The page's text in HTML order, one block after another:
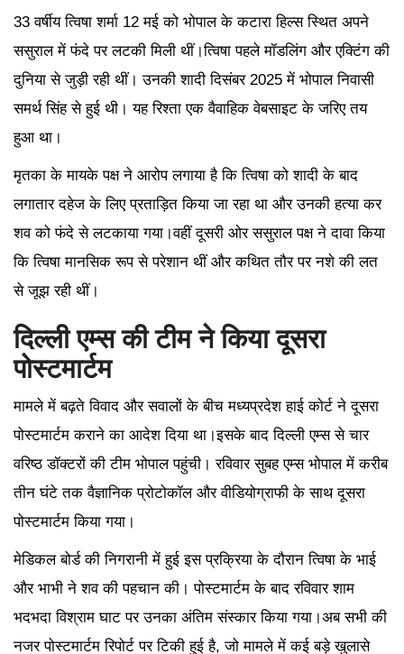
33 वर्षीय त्विषा शर्मा 12 मई को भोपाल के कटारा हिल्स स्थित अपने
ससुराल में फंदे पर लटकी मिली थीं।त्विषा पहले मॉडलिंग और एक्टिंग की
दुनिया से जुड़ी रही थीं। उनकी शादी दिसंबर 2025 में भोपाल निवासी
समर्थ सिंह से हुई थी। यह रिश्ता एक वैवाहिक वेबसाइट के जरिए तय
हुआ था।
मृतका के मायके पक्ष ने आरोप लगाया है कि त्विषा को शादी के बाद
लगातार दहेज के लिए प्रताड़ित किया जा रहा था और उनकी हत्या कर
शव को फंदे से लटकाया गया।वहीं दूसरी ओर ससुराल पक्ष ने दावा किया
कि त्विषा मानसिक रूप से परेशान थीं और कथित तौर पर नशे की लत
से जूझ रही थीं।
दिल्ली एम्स की टीम ने किया दूसरा
पोस्टमार्टम
मामले में बढ़ते विवाद और सवालों के बीच मध्यप्रदेश हाई कोर्ट ने दूसरा
पोस्टमार्टम कराने का आदेश दिया था।इसके बाद दिल्ली एम्स से चार
वरिष्ठ डॉक्टरों की टीम भोपाल पहुंची। रविवार सुबह एम्स भोपाल में करीब
तीन घंटे तक वैज्ञानिक प्रोटोकॉल और वीडियोग्राफी के साथ दूसरा
पोस्टमार्टम किया गया।
मेडिकल बोर्ड की निगरानी में हुई इस प्रक्रिया के दौरान त्विषा के भाई
और भाभी ने शव की पहचान की। पोस्टमार्टम के बाद रविवार शाम
भदभदा विश्राम घाट पर उनका अंतिम संस्कार किया गया।अब सभी की
नजर पोस्टमार्टम रिपोर्ट पर टिकी हुई है, जो मामले में कई बड़े खुलासे